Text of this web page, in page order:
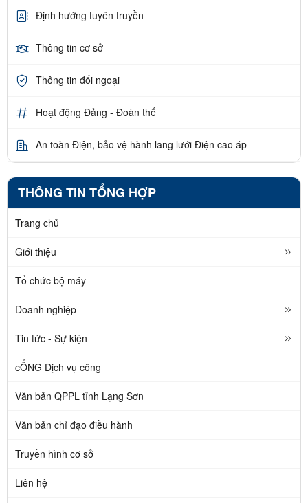
Định hướng tuyên truyền
Thông tin cơ sở
Thông tin đối ngoại
Hoạt động Đảng - Đoàn thể
An toàn Điện, bảo vệ hành lang lưới Điện cao áp
THÔNG TIN TỔNG HỢP
Trang chủ
Giới thiệu
Tổ chức bộ máy
Doanh nghiệp
Tin tức - Sự kiện
cỔNG Dịch vụ công
Văn bản QPPL tỉnh Lạng Sơn
Văn bản chỉ đạo điều hành
Truyền hình cơ sở
Liên hệ